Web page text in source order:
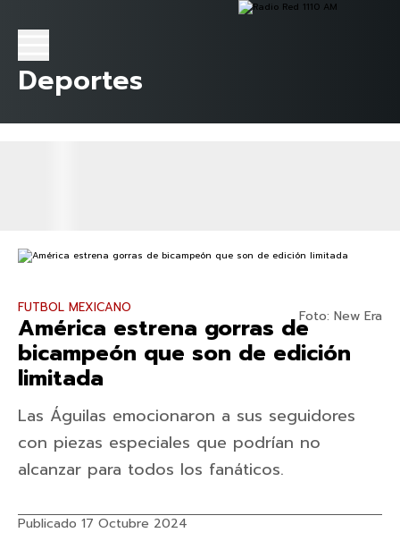
Deportes
Foto: New Era
FUTBOL MEXICANO
América estrena gorras de
bicampeón que son de edición
limitada
Las Águilas emocionaron a sus seguidores
con piezas especiales que podrían no
alcanzar para todos los fanáticos.
Publicado 17 Octubre 2024